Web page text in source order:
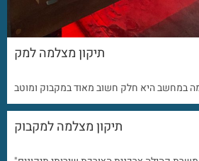
תיקון מצלמה למק
תיקון מצלמה למקבוק